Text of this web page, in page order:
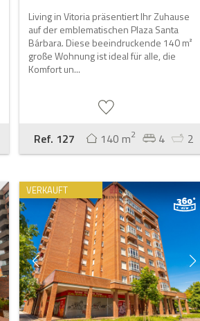
Living in Vitoria präsentiert Ihr Zuhause
auf der emblematischen Plaza Santa
Bárbara. Diese beeindruckende 140 m²
große Wohnung ist ideal für alle, die
Komfort un...
Ref. 127 140 m2 4 2
VERKAUFT